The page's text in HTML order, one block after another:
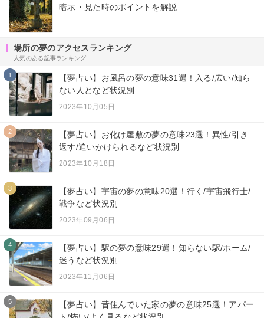
暗示・見た時のポイントを解説
場所の夢のアクセスランキング
人気のある記事ランキング
1
【夢占い】お風呂の夢の意味31選！入る/広い/知ら
ない人となど状況別
2023年10月05日
2
【夢占い】お化け屋敷の夢の意味23選！異性/引き
返す/追いかけられるなど状況別
2023年10月18日
3
【夢占い】宇宙の夢の意味20選！行く/宇宙飛行士/
戦争など状況別
2023年09月06日
4
【夢占い】駅の夢の意味29選！知らない駅/ホーム/
迷うなど状況別
2023年11月06日
5
【夢占い】昔住んでいた家の夢の意味25選！アパー